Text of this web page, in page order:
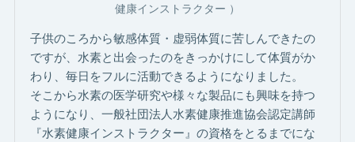
健康インストラクター ）
子供のころから敏感体質・虚弱体質に苦しんできたの
ですが、水素と出会ったのをきっかけにして体質がか
わり、毎日をフルに活動できるようになりました。
そこから水素の医学研究や様々な製品にも興味を持つ
ようになり、一般社団法人水素健康推進協会認定講師
『水素健康インストラクター』の資格をとるまでにな